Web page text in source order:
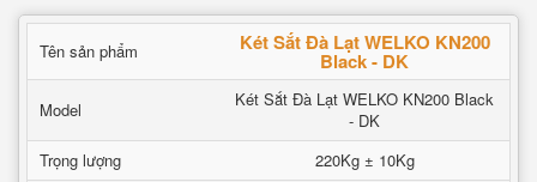
Tên sản phẩm Két Sắt Đà Lạt WELKO KN200
Black - DK
Model
Két Sắt Đà Lạt WELKO KN200 Black
- DK
Trọng lượng
220Kg ± 10Kg